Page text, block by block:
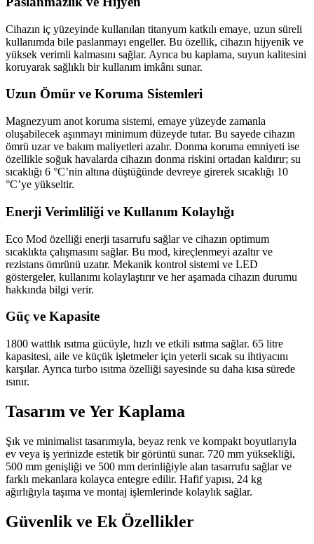
Cihazın iç yüzeyinde kullanılan titanyum katkılı emaye, uzun süreli
kullanımda bile paslanmayı engeller. Bu özellik, cihazın hijyenik ve
yüksek verimli kalmasını sağlar. Ayrıca bu kaplama, suyun kalitesini
koruyarak sağlıklı bir kullanım imkânı sunar.
Uzun Ömür ve Koruma Sistemleri
Magnezyum anot koruma sistemi, emaye yüzeyde zamanla
oluşabilecek aşınmayı minimum düzeyde tutar. Bu sayede cihazın
ömrü uzar ve bakım maliyetleri azalır. Donma koruma emniyeti ise
özellikle soğuk havalarda cihazın donma riskini ortadan kaldırır; su
sıcaklığı 6 °C’nin altına düştüğünde devreye girerek sıcaklığı 10
°C’ye yükseltir.
Enerji Verimliliği ve Kullanım Kolaylığı
Eco Mod özelliği enerji tasarrufu sağlar ve cihazın optimum
sıcaklıkta çalışmasını sağlar. Bu mod, kireçlenmeyi azaltır ve
rezistans ömrünü uzatır. Mekanik kontrol sistemi ve LED
göstergeler, kullanımı kolaylaştırır ve her aşamada cihazın durumu
hakkında bilgi verir.
Güç ve Kapasite
1800 wattlık ısıtma gücüyle, hızlı ve etkili ısıtma sağlar. 65 litre
kapasitesi, aile ve küçük işletmeler için yeterli sıcak su ihtiyacını
karşılar. Ayrıca turbo ısıtma özelliği sayesinde su daha kısa sürede
ısınır.
Tasarım ve Yer Kaplama
Şık ve minimalist tasarımıyla, beyaz renk ve kompakt boyutlarıyla
ev veya iş yerinizde estetik bir görüntü sunar. 720 mm yüksekliği,
500 mm genişliği ve 500 mm derinliğiyle alan tasarrufu sağlar ve
farklı mekanlara kolayca entegre edilir. Hafif yapısı, 24 kg
ağırlığıyla taşıma ve montaj işlemlerinde kolaylık sağlar.
Güvenlik ve Ek Özellikler